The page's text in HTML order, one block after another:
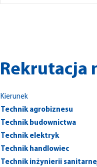
Rekrutacja
Kierunek
Technik agrobiznesu
Technik budownictwa
Technik elektryk
Technik handlowiec
Technik inżynierii